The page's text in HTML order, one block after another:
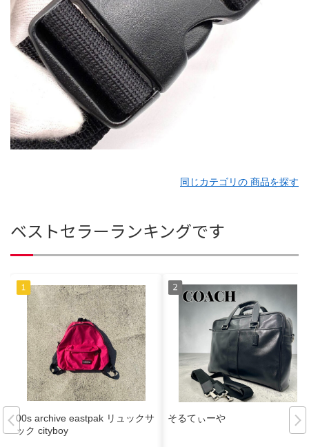
同じカテゴリの 商品を探す
ベストセラーランキングです
00s archive eastpak リュックサ
ック cityboy
そるてぃーや